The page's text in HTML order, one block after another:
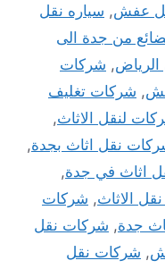
عفش, سياره نقل
من جدة الى
, شركات
, شركات تغليف
لنقل الاثاث,
نقل اثاث بجدة,
اثاث في جدة,
الاثاث, شركات
جدة, شركات نقل
, شركات نقل